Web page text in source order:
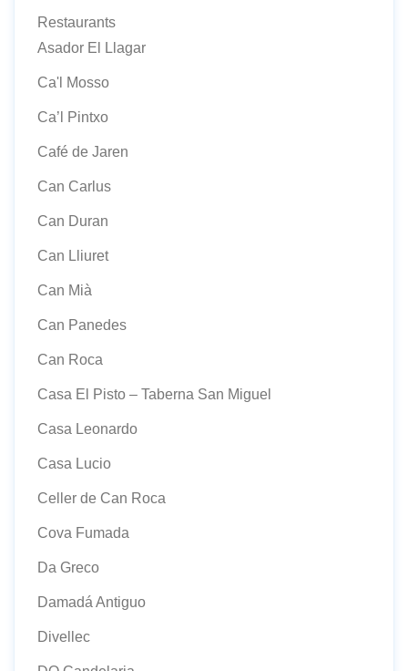
Restaurants
Asador El Llagar
Ca'l Mosso
Ca’l Pintxo
Café de Jaren
Can Carlus
Can Duran
Can Lliuret
Can Mià
Can Panedes
Can Roca
Casa El Pisto – Taberna San Miguel
Casa Leonardo
Casa Lucio
Celler de Can Roca
Cova Fumada
Da Greco
Damadá Antiguo
Divellec